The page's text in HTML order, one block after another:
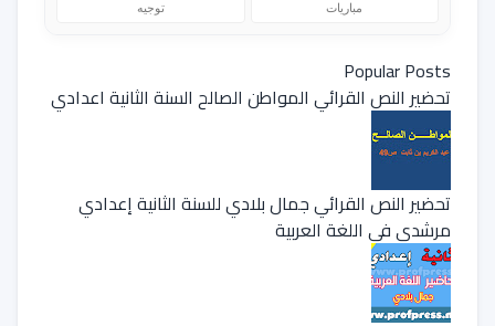
مباريات توجيه
Popular Posts
تحضير النص القرائي المواطن الصالح السنة الثانية اعدادي
تحضير النص القرائي جمال بلادي للسنة الثانية إعدادي
مرشدي في اللغة العربية